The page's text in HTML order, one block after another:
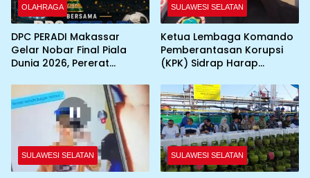
OLAHRAGA
DPC PERADI Makassar
Gelar Nobar Final Piala
Dunia 2026, Pererat
SULAWESI SELATAN
Ketua Lembaga Komando
Pemberantasan Korupsi
(KPK) Sidrap Harap
Maksimalkan Penanganan
Kasus
SULAWESI SELATAN SULAWESI SELATAN